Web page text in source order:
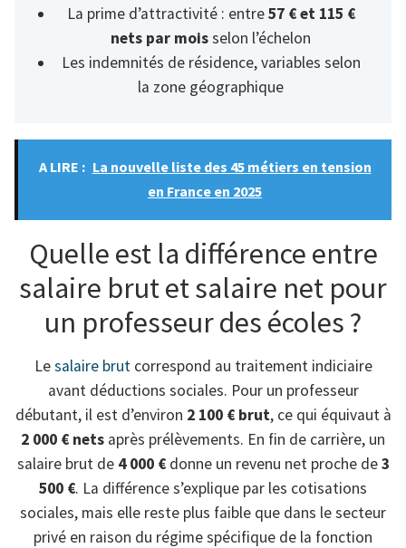
La prime d’attractivité : entre57 € et 115 €
nets par moisselon l’échelon
Les indemnités de résidence, variables selon
la zone géographique
A LIRE : La nouvelle liste des 45 métiers en tension
en France en 2025
Quelle est la différence entre
salaire brut et salaire net pour
un professeur des écoles ?
Lesalaire brutcorrespond au traitement indiciaire
avant déductions sociales. Pour un professeur
débutant, il est d’environ 2 100 € brut, ce qui équivaut à
2 000 € nets après prélèvements. En fin de carrière, un
salaire brut de 4 000 €donne un revenu net proche de3
500 €. La différence s’explique par les cotisations
sociales, mais elle reste plus faible que dans le secteur
privé en raison du régime spécifique de la fonction